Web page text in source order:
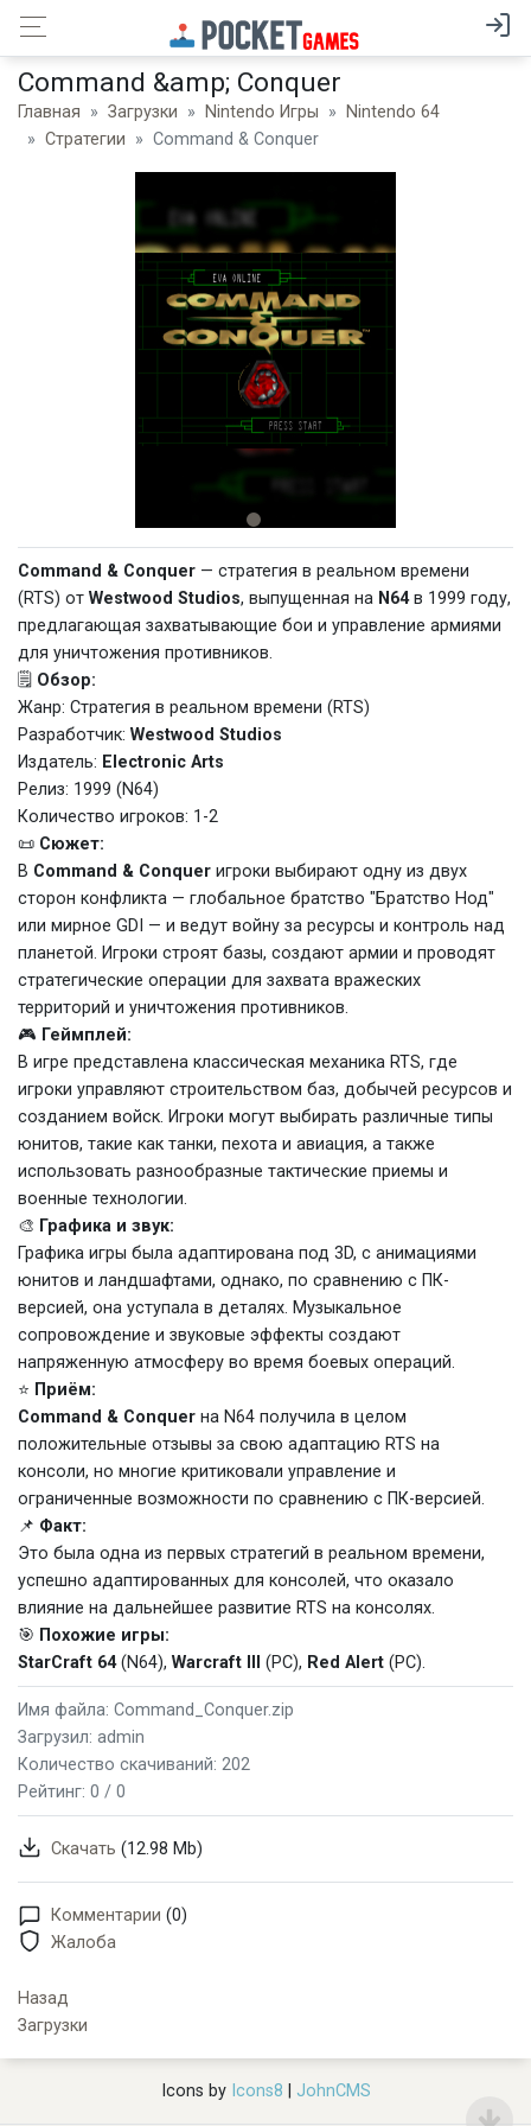
Command &amp; Conquer
Главная Загрузки Nintendo Игры
Nintendo 64
Стратегии
Command & Conquer
Command & Conquer — стратегия в реальном времени
(RTS) от Westwood Studios, выпущенная на N64в 1999 году,
предлагающая захватывающие бои и управление армиями
для уничтожения противников.
🗒️ Обзор:
Жанр: Стратегия в реальном времени (RTS)
Разработчик: Westwood Studios
Издатель: Electronic Arts
Релиз: 1999 (N64)
Количество игроков: 1-2
📜 Сюжет:
В Command & Conquer игроки выбирают одну из двух
сторон конфликта — глобальное братство "Братство Нод"
или мирное GDI — и ведут войну за ресурсы и контроль над
планетой. Игроки строят базы, создают армии и проводят
стратегические операции для захвата вражеских
территорий и уничтожения противников.
🎮 Геймплей:
В игре представлена классическая механика RTS, где
игроки управляют строительством баз, добычей ресурсов и
созданием войск. Игроки могут выбирать различные типы
юнитов, такие как танки, пехота и авиация, а также
использовать разнообразные тактические приемы и
военные технологии.
🎨 Графика и звук:
Графика игры была адаптирована под 3D, с анимациями
юнитов и ландшафтами, однако, по сравнению с ПК-
версией, она уступала в деталях. Музыкальное
сопровождение и звуковые эффекты создают
напряженную атмосферу во время боевых операций.
⭐ Приём:
Command & Conquer на N64 получила в целом
положительные отзывы за свою адаптацию RTS на
консоли, но многие критиковали управление и
ограниченные возможности по сравнению с ПК-версией.
📌 Факт:
Это была одна из первых стратегий в реальном времени,
успешно адаптированных для консолей, что оказало
влияние на дальнейшее развитие RTS на консолях.
🎯 Похожие игры:
StarCraft 64(N64), Warcraft III (PC), Red Alert (PC).
Имя файла: Command_Conquer.zip
Загрузил: admin
Количество скачиваний: 202
Рейтинг: 0 / 0
Скачать (12.98 Mb)
Комментарии (0)
Жалоба
Назад
Загрузки
Icons byIcons8 JohnCMS